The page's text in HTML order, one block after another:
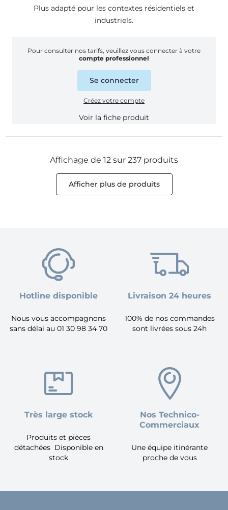
Plus adapté pour les contextes résidentiels et
industriels.
Pour consulter nos tarifs, veuillez vous connecter à votre
compte professionnel
Se connecter
Créez votre compte
Voir la fiche produit
Affichage de 12 sur 237 produits
Afficher plus de produits
Hotline disponible
Nous vous accompagnons
sans délai au 01 30 98 34 70
Livraison 24 heures
100% de nos commandes
sont livrées sous 24h
Très large stock
Produits et pièces
détachées Disponible en
stock
Nos Technico-
Commerciaux
Une équipe itinérante
proche de vous